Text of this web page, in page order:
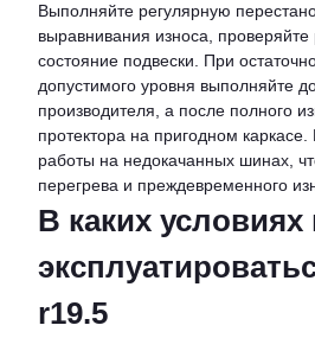
Выполняйте регулярную
выравнивания износа,
состояние подвески. При
допустимого уровня выполняйте
производителя, а после полного
протектора на пригодном каркасе.
работы на недокачанных шинах,
перегрева и преждевременного
В каких
r19.5